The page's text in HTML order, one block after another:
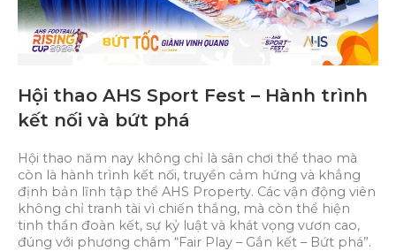
Hội thao AHS Sport Fest – Hành trình
kết nối và bứt phá
Hội thao năm nay không chỉ là sân chơi thể thao mà
còn là hành trình kết nối, truyền cảm hứng và khẳng
định bản lĩnh tập thể AHS Property. Các vận động viên
không chỉ tranh tài vì chiến thắng, mà còn thể hiện
tinh thần đoàn kết, sự kỷ luật và khát vọng vươn cao,
đúng với phương châm “Fair Play – Gắn kết – Bứt phá”.